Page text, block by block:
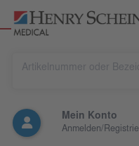
Mein Konto
Anmelden/